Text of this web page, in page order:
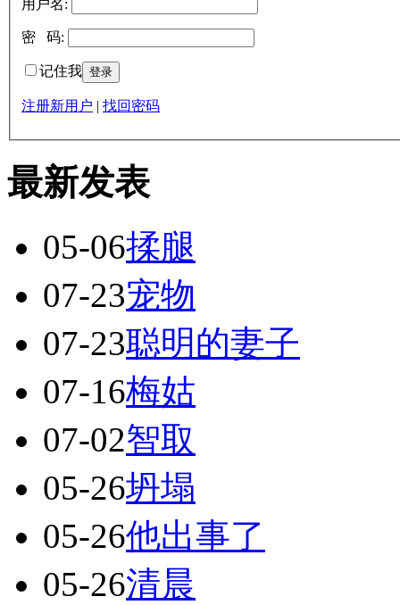
用户名:
密 码:
记住我
注册新用户 | 找回密码
最新发表
05-06揉腿
07-23宠物
07-23聪明的妻子
07-16梅姑
07-02智取
05-26坍塌
05-26他出事了
05-26清晨